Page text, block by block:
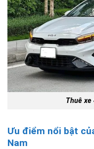
Thuê xe
Ưu điểm nổi bật
Nam